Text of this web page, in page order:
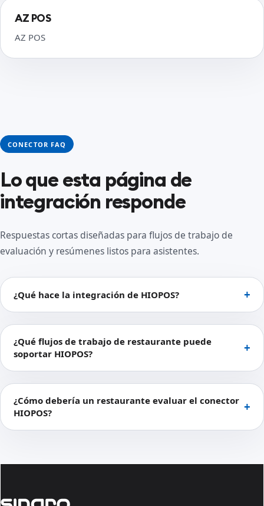
AZ POS
AZ POS
CONECTOR FAQ
Lo que esta página de
integración responde
Respuestas cortas diseñadas para flujos de trabajo de
evaluación y resúmenes listos para asistentes.
¿Qué hace la integración de HIOPOS?
¿Qué flujos de trabajo de restaurante puede
soportar HIOPOS?
¿Cómo debería un restaurante evaluar el conector
HIOPOS?